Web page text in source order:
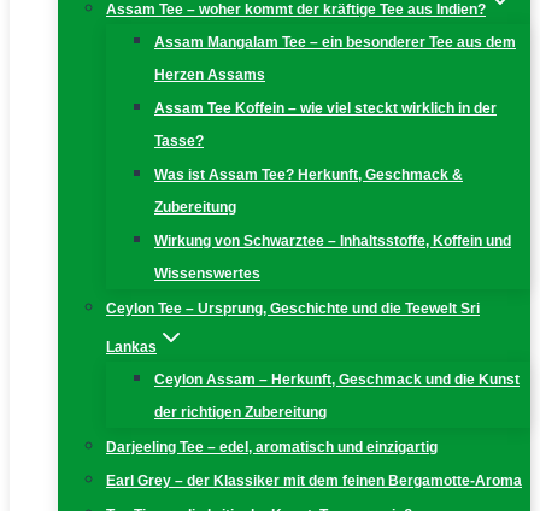
Assam Tee – woher kommt der kräftige Tee aus Indien?
Assam Mangalam Tee – ein besonderer Tee aus dem
Herzen Assams
Assam Tee Koffein – wie viel steckt wirklich in der
Tasse?
Was ist Assam Tee? Herkunft, Geschmack &
Zubereitung
Wirkung von Schwarztee – Inhaltsstoffe, Koffein und
Wissenswertes
Ceylon Tee – Ursprung, Geschichte und die Teewelt Sri
Lankas
Ceylon Assam – Herkunft, Geschmack und die Kunst
der richtigen Zubereitung
Darjeeling Tee – edel, aromatisch und einzigartig
Earl Grey – der Klassiker mit dem feinen Bergamotte-Aroma